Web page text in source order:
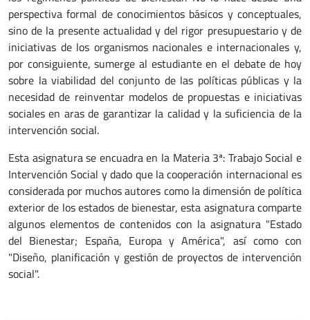
perspectiva formal de conocimientos básicos y conceptuales,
sino de la presente actualidad y del rigor presupuestario y de
iniciativas de los organismos nacionales e internacionales y,
por consiguiente, sumerge al estudiante en el debate de hoy
sobre la viabilidad del conjunto de las políticas públicas y la
necesidad de reinventar modelos de propuestas e iniciativas
sociales en aras de garantizar la calidad y la suficiencia de la
intervención social.
Esta asignatura se encuadra en la Materia 3ª: Trabajo Social e
Intervención Social y dado que la cooperación internacional es
considerada por muchos autores como la dimensión de política
exterior de los estados de bienestar, esta asignatura comparte
algunos elementos de contenidos con la asignatura "Estado
del Bienestar; España, Europa y América", así como con
"Diseño, planificación y gestión de proyectos de intervención
social".